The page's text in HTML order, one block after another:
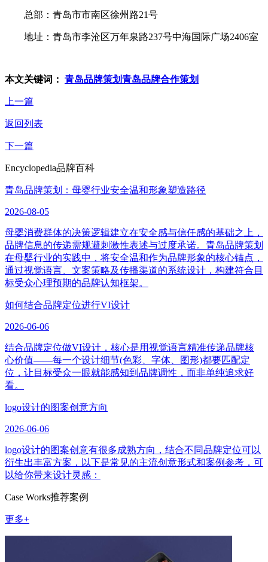
总部：青岛市市南区徐州路21号
地址：青岛市李沧区万年泉路237号中海国际广场2406室
本文关键词： 青岛品牌策划青岛品牌合作策划
上一篇
返回列表
下一篇
Encyclopedia品牌百科
青岛品牌策划：母婴行业安全温和形象塑造路径
2026-08-05
母婴消费群体的决策逻辑建立在安全感与信任感的基础之上，
品牌信息的传递需规避刺激性表述与过度承诺。青岛品牌策划
在母婴行业的实践中，将安全温和作为品牌形象的核心锚点，
通过视觉语言、文案策略及传播渠道的系统设计，构建符合目
标受众心理预期的品牌认知框架。
如何结合品牌定位进行VI设计
2026-06-06
结合品牌定位做VI设计，核心是用视觉语言精准传递品牌核
心价值——每一个设计细节(色彩、字体、图形)都要匹配定
位，让目标受众一眼就能感知到品牌调性，而非单纯追求好
看。
logo设计的图案创意方向
2026-06-06
logo设计的图案创意有很多成熟方向，结合不同品牌定位可以
衍生出丰富方案，以下是常见的主流创意形式和案例参考，可
以给你带来设计灵感：
Case Works推荐案例
更多+